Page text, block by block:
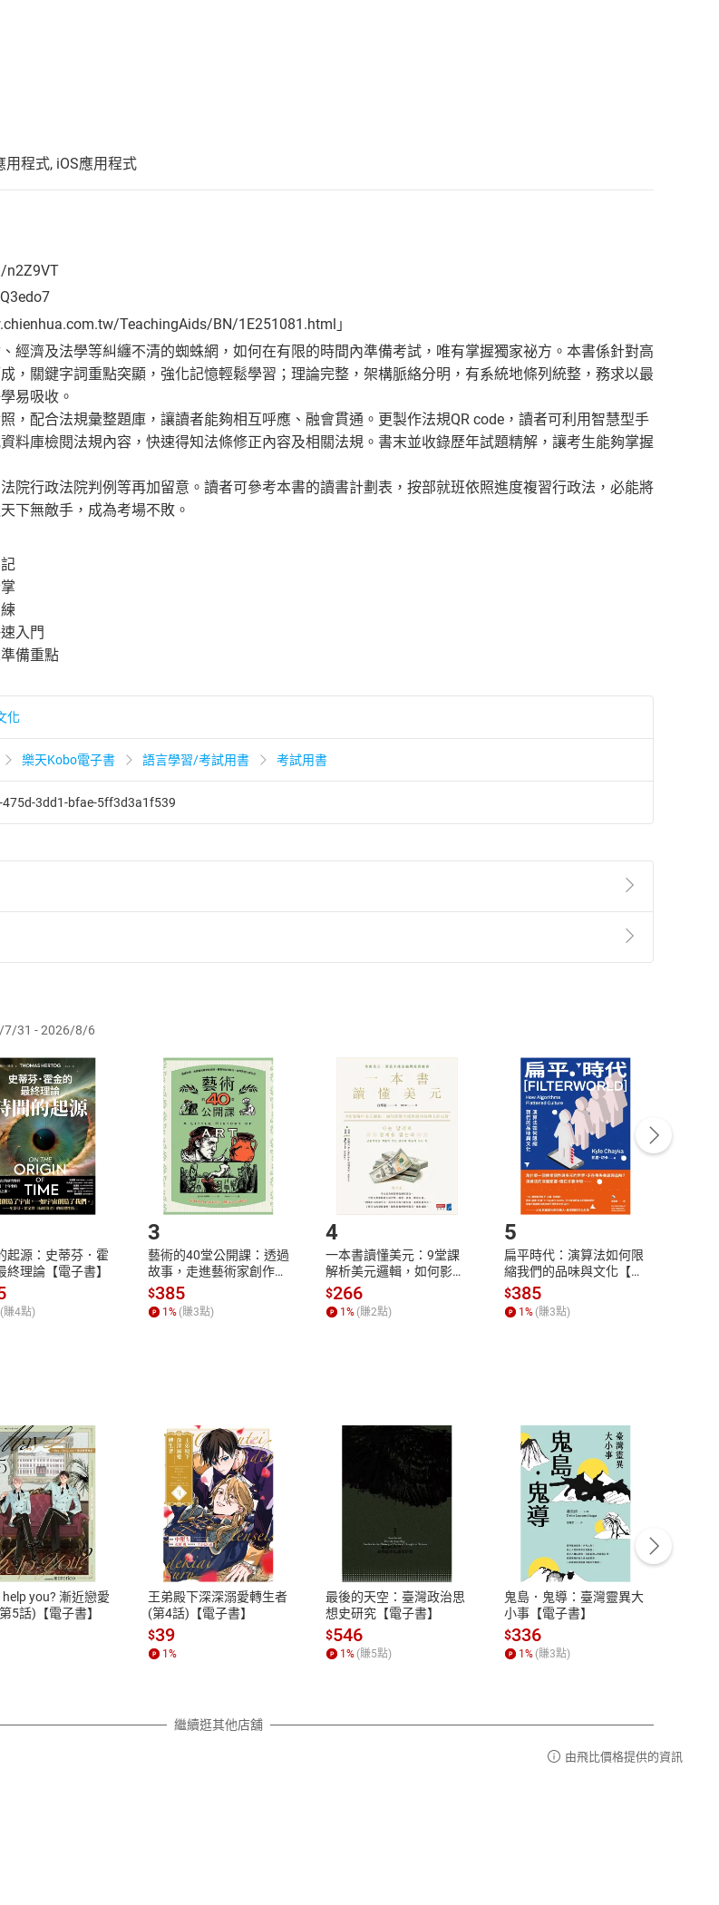
用程式, iOS應用程式
n2Z9VT
TeachingAids/BN/1E251081.html」
經濟及法學等糾纏不清的蜘蛛網，如何在有限的時間內準備考試，唯有掌握獨家祕方。本書係針對高
，關鍵字詞重點突顯，強化記憶輕鬆學習；理論完整，架構脈絡分明，有系統地條列統整，務求以最
易吸收。
，配合法規彙整題庫，讓讀者能夠相互呼應、融會貫通。更製作法規QR code，讀者可利用智慧型手
料庫檢閱法規內容，快速得知法條修正內容及相關法規。書末並收錄歷年試題精解，讓考生能夠掌握
院行政法院判例等再加留意。讀者可參考本書的讀書計劃表，按部就班依照進度複習行政法，必能將
下無敵手，成為考場不敗。
入門
備重點
化
樂天Kobo電子書 語言學習/考試用書 考試用書
3dd1-bfae-5ff3d3a1f539
1項後段暨通訊交易解除權合理例外情事適用準則第2條第5款之規定，「非以有形媒介提供之數位
即代表知悉本店鋪所銷售之商品為電子書，屬非以有形媒介提供之數位內容，消費者同意若訂購後
求退貨退款。
退貨時，請登入樂天市場，並於「我的訂單」中點選「瀏覽訂單明細」
「申請取消訂單/退
審核，待審核通過後將為您辦理退款事宜。
為單位進行取消/退貨，恕無法以單支商品取消/退貨。
放入購物車
Shopping cart
登入帳號
Login
付款方式
Payment
完成訂單
Complete
Step2.登入帳號，下載書籍後看書
AFTEE
退換貨規範
本店是否提供消費者保護法七日猶豫期
之權利，遽消費者保護法及通訊交易解
除權合理例外情事適用準則，依商品性
質各有不同規定。詳細退換貨說明請參
照各商品說明。
服務時間：週一到週五 10:00-12:00、
13:00-17:00 (國定假日及例假日休息)
客服電話：0080-1857077
7/31 - 2026/8/6
起源：史蒂芬．霍
終理論【電子書】
(賺4點)
3
藝術的40堂公開課：透過
故事，走進藝術家創作現
場，看藝術如何誕生、如
何形塑人類生活【電子
書】
$385
1% (賺3點)
4
一本書讀懂美元：9堂課
解析美元邏輯，如何影響
全球經濟和每個人的投資
【電子書】
$266
1% (賺2點)
5
扁平時代：演算法如何限
縮我們的品味與文化【電
子書】
$385
1% (賺3點)
help you? 漸近戀愛
5話)【電子書】
王弟殿下深深溺愛轉生者
(第4話)【電子書】
$39
1%
最後的天空：臺灣政治思
想史研究【電子書】
$546
1% (賺5點)
鬼島．鬼導：臺灣靈異大
小事【電子書】
$336
1% (賺3點)
繼續逛其他店舖
由飛比價格提供的資訊